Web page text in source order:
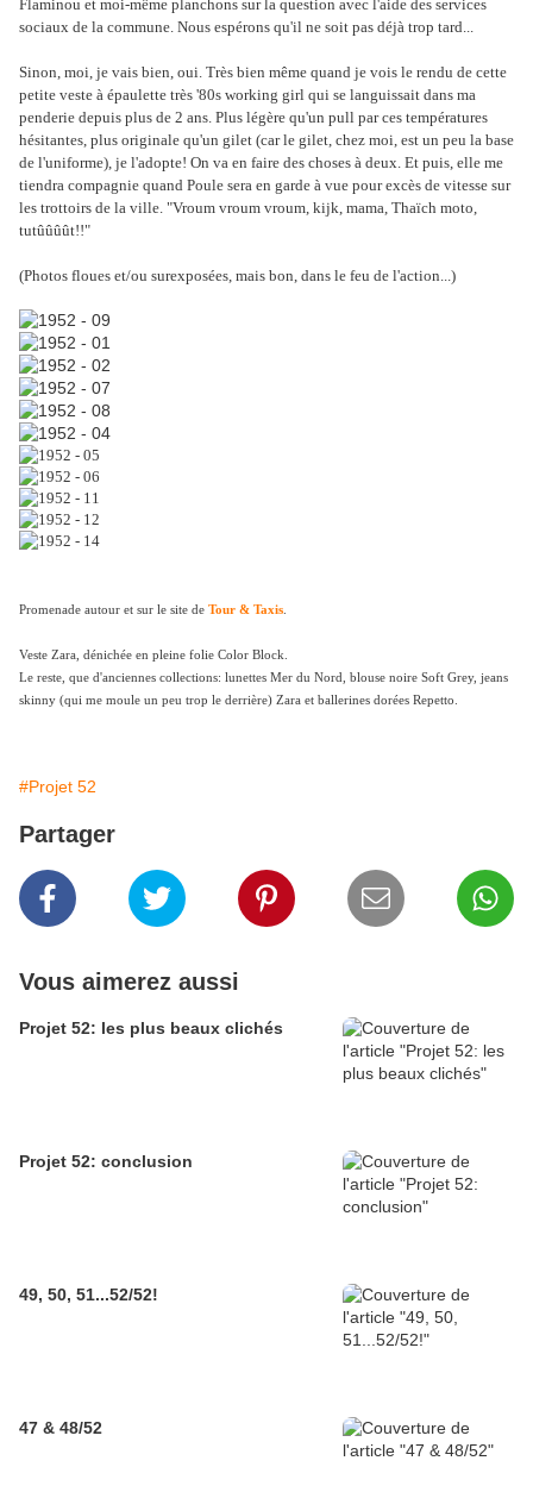
Flaminou et moi-même planchons sur la question avec l'aide des services
sociaux de la commune. Nous espérons qu'il ne soit pas déjà trop tard...
Sinon, moi, je vais bien, oui. Très bien même quand je vois le rendu de cette
petite veste à épaulette très '80s working girl qui se languissait dans ma
penderie depuis plus de 2 ans. Plus légère qu'un pull par ces températures
hésitantes, plus originale qu'un gilet (car le gilet, chez moi, est un peu la base
de l'uniforme), je l'adopte! On va en faire des choses à deux. Et puis, elle me
tiendra compagnie quand Poule sera en garde à vue pour excès de vitesse sur
les trottoirs de la ville. "Vroum vroum vroum, kijk, mama, Thaïch moto,
tutûûûût!!"
(Photos floues et/ou surexposées, mais bon, dans le feu de l'action...)
Promenade autour et sur le site de Tour & Taxis
Veste Zara, dénichée en pleine folie Color Block.
Le reste, que d'anciennes collections: lunettes Mer du Nord, blouse noire Soft Grey, jeans
skinny (qui me moule un peu trop le derrière) Zara et ballerines dorées Repetto.
#Projet 52
Partager
Vous aimerez aussi
Projet 52: les plus beaux clichés
Projet 52: conclusion
49, 50, 51...52/52!
47 & 48/52